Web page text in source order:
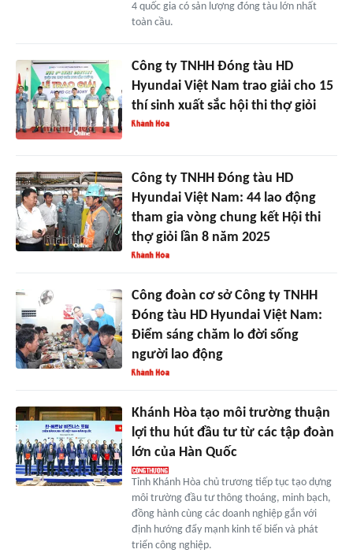
4 quốc gia có sản lượng đóng tàu lớn nhất
toàn cầu.
Công ty TNHH Đóng tàu HD
Hyundai Việt Nam trao giải cho 15
thí sinh xuất sắc hội thi thợ giỏi
Công ty TNHH Đóng tàu HD
Hyundai Việt Nam: 44 lao động
tham gia vòng chung kết Hội thi
thợ giỏi lần 8 năm 2025
Công đoàn cơ sở Công ty TNHH
Đóng tàu HD Hyundai Việt Nam:
Điểm sáng chăm lo đời sống
người lao động
Khánh Hòa tạo môi trường thuận
lợi thu hút đầu tư từ các tập đoàn
lớn của Hàn Quốc
Tỉnh Khánh Hòa chủ trương tiếp tục tạo dựng
môi trường đầu tư thông thoáng, minh bạch,
đồng hành cùng các doanh nghiệp gắn với
định hướng đẩy mạnh kinh tế biển và phát
triển công nghiệp.